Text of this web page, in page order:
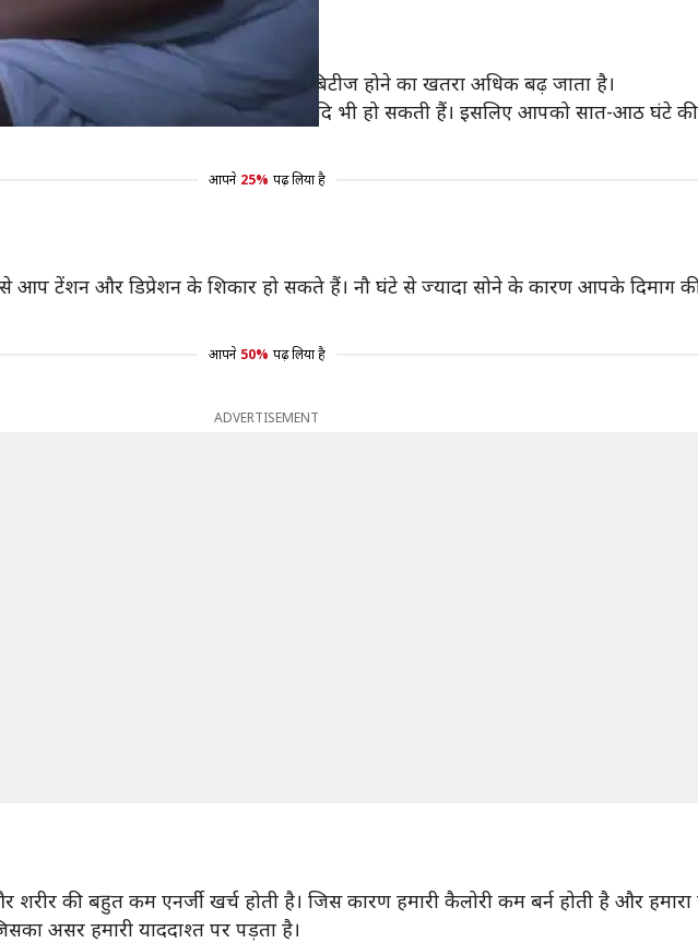
है। जिस कारण आपको टाइप-2 डायबिटीज होने का खतरा अधिक बढ़ जाता है।
हार्ट डिजीज, हार्ट स्ट्रोक, एनजाइना आदि भी हो सकती हैं। इसलिए आपको सात-आठ घंटे
आपने 25% पढ़ लिया है
से आप टेंशन और डिप्रेशन के शिकार हो सकते हैं। नौ घंटे से ज्यादा सोने के कारण आपके दिमाग
आपने 50% पढ़ लिया है
ADVERTISEMENT
शरीर की बहुत कम एनर्जी खर्च होती है। जिस कारण हमारी कैलोरी कम बर्न होती है और
असर हमारी याददाश्त पर पड़ता है।